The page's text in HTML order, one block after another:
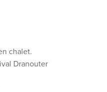
chalet.
Dranouter